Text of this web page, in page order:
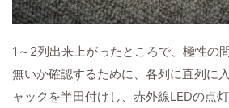
1～2列出来上がったところで、極性の
無いか確認するために、各列に直列に
ャックを半田付けし、赤外線LEDの点